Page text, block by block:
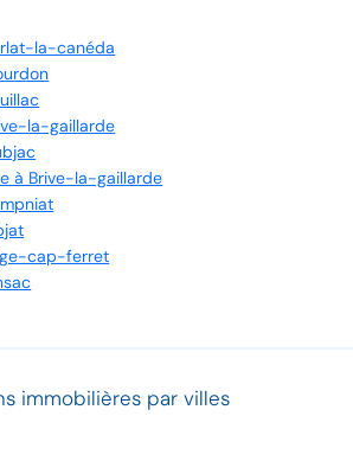
la-canéda
la-gaillarde
à Brive-la-gaillarde
cap-ferret
immobilières par villes